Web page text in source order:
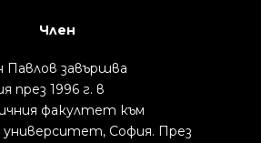
Член
завършва
през 1996 г. в
факултет към
София. През